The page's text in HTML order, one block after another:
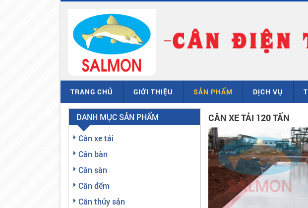
TRANG CHỦ GIỚI THIỆU SẢN PHẨM DỊCH VỤ
DANH MỤC SẢN PHẨM
Cân xe tải
Cân bàn
Cân sàn
Cân đếm
Cân thủy sản
CÂN XE TẢI 120 TẤN